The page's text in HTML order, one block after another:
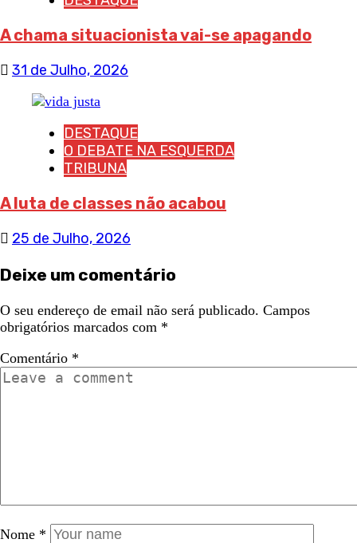
A chama situacionista vai-se apagando
31 de Julho, 2026
DESTAQUE
O DEBATE NA ESQUERDA
TRIBUNA
A luta de classes não acabou
25 de Julho, 2026
Deixe um comentário
O seu endereço de email não será publicado. Campos
obrigatórios marcados com *
Comentário *
Nome *